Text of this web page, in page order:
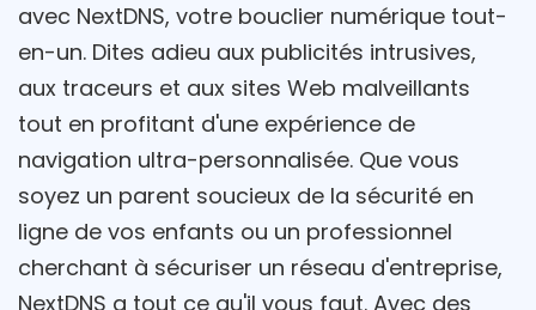
avec NextDNS, votre bouclier numérique tout-
en-un. Dites adieu aux publicités intrusives,
aux traceurs et aux sites Web malveillants
tout en profitant d'une expérience de
navigation ultra-personnalisée. Que vous
soyez un parent soucieux de la sécurité en
ligne de vos enfants ou un professionnel
cherchant à sécuriser un réseau d'entreprise,
NextDNS a tout ce qu'il vous faut. Avec des